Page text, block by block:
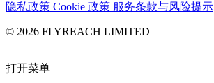
隐私政策 Cookie 政策 服务条款与风险提示
© 2026 FLYREACH LIMITED
打开菜单